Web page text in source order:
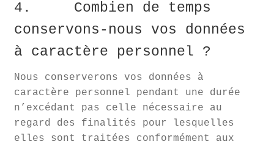
4. Combien de temps
conservons-nous vos données
à caractère personnel ?
Nous conserverons vos données à
caractère personnel pendant une durée
n’excédant pas celle nécessaire au
regard des finalités pour lesquelles
elles sont traitées conformément aux